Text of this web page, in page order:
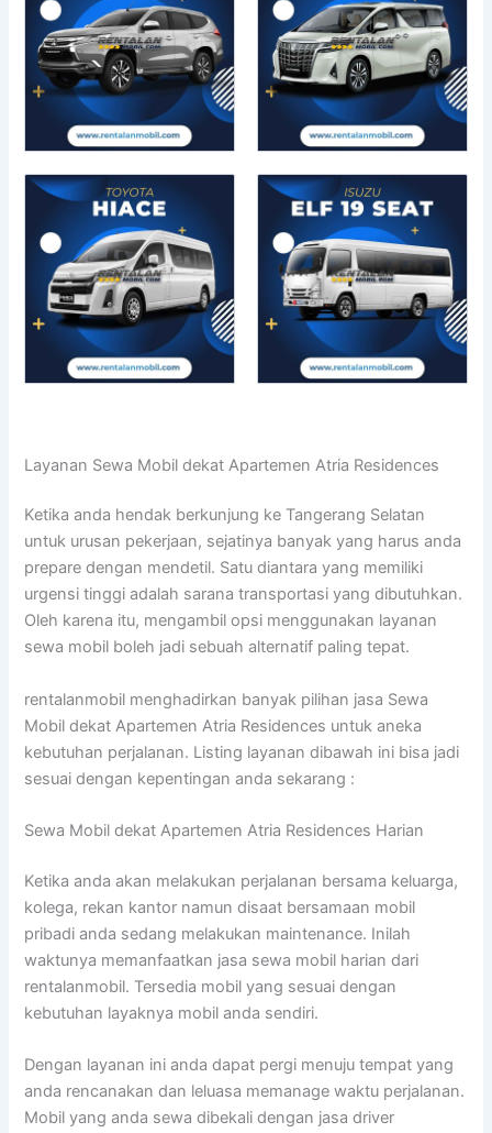
Layanan Sewa Mobil dekat Apartemen Atria Residences
Ketika anda hendak berkunjung ke Tangerang Selatan
untuk urusan pekerjaan, sejatinya banyak yang harus anda
prepare dengan mendetil. Satu diantara yang memiliki
urgensi tinggi adalah sarana transportasi yang dibutuhkan.
Oleh karena itu, mengambil opsi menggunakan layanan
sewa mobil boleh jadi sebuah alternatif paling tepat.
rentalanmobil menghadirkan banyak pilihan jasa Sewa
Mobil dekat Apartemen Atria Residences untuk aneka
kebutuhan perjalanan. Listing layanan dibawah ini bisa jadi
sesuai dengan kepentingan anda sekarang :
Sewa Mobil dekat Apartemen Atria Residences Harian
Ketika anda akan melakukan perjalanan bersama keluarga,
kolega, rekan kantor namun disaat bersamaan mobil
pribadi anda sedang melakukan maintenance. Inilah
waktunya memanfaatkan jasa sewa mobil harian dari
rentalanmobil. Tersedia mobil yang sesuai dengan
kebutuhan layaknya mobil anda sendiri.
Dengan layanan ini anda dapat pergi menuju tempat yang
anda rencanakan dan leluasa memanage waktu perjalanan.
Mobil yang anda sewa dibekali dengan jasa driver